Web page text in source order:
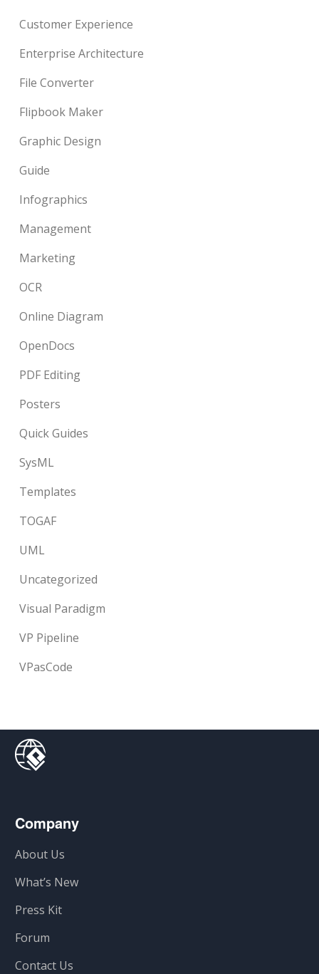
Customer Experience
Enterprise Architecture
File Converter
Flipbook Maker
Graphic Design
Guide
Infographics
Management
Marketing
OCR
Online Diagram
OpenDocs
PDF Editing
Posters
Quick Guides
SysML
Templates
TOGAF
UML
Uncategorized
Visual Paradigm
VP Pipeline
VPasCode
Company
About Us
What’s New
Press Kit
Forum
Contact Us